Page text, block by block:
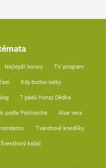
Nejlepší horory TV program
Kdy budou volby
7 pádů Honzy Dědka
podle Pohlreicha Aloe vera
Tvarohové knedlíky
Švestkový koláč